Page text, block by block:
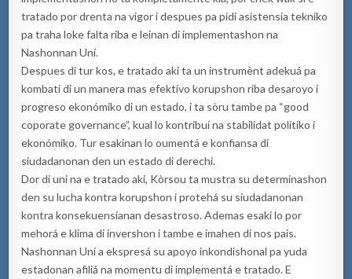
tratado por drenta na vigor i despues pa pidi asistensia tekniko
pa traha loke falta riba e leinan di implementashon na
Nashonnan Uní.
Despues di tur kos, e tratado aki ta un instrumènt adekuá pa
kombatí di un manera mas efektívo korupshon riba desaroyo i
progreso ekonómiko di un estado, i ta sòru tambe pa “good
coporate governance”, kual lo kontribuí na stabilidat polítiko i
ekonómiko. Tur esakinan lo oumentá e konfiansa di
siudadanonan den un estado di derechi.
Dor di uni na e tratado aki, Kòrsou ta mustra su determinashon
den su lucha kontra korupshon i protehá su siudadanonan
kontra konsekuensianan desastroso. Ademas esaki lo por
mehorá e klima di invershon i tambe e imahen di nos pais.
Nashonnan Uní a ekspresá su apoyo inkondishonal pa yuda
estadonan afiliá na momentu di implementá e tratado. E